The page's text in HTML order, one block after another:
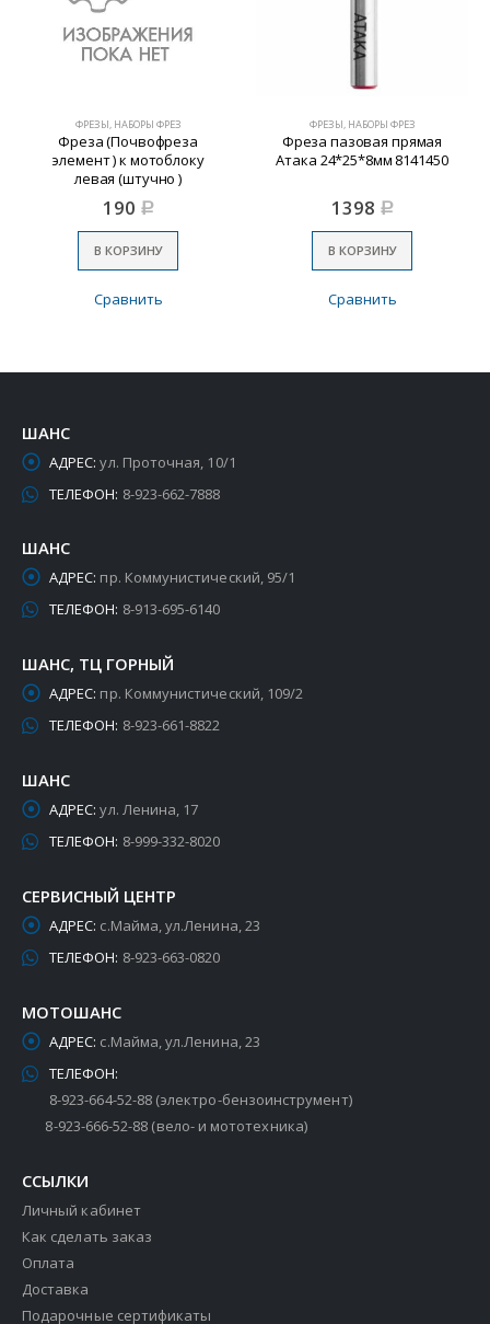
ФРЕЗЫ, НАБОРЫ ФРЕЗ
Фреза (Почвофреза
элемент ) к мотоблоку
левая (штучно )
190 Р
В КОРЗИНУ
Сравнить
ФРЕЗЫ, НАБОРЫ ФРЕЗ
Фреза пазовая прямая
Атака 24*25*8мм 8141450
1398 Р
В КОРЗИНУ
Сравнить
ШАНС
АДРЕС: ул. Проточная, 10/1
ТЕЛЕФОН: 8-923-662-7888
ШАНС
АДРЕС: пр. Коммунистический, 95/1
ТЕЛЕФОН: 8-913-695-6140
ШАНС, ТЦ ГОРНЫЙ
АДРЕС: пр. Коммунистический, 109/2
ТЕЛЕФОН: 8-923-661-8822
ШАНС
АДРЕС: ул. Ленина, 17
ТЕЛЕФОН: 8-999-332-8020
СЕРВИСНЫЙ ЦЕНТР
АДРЕС: с.Майма, ул.Ленина, 23
ТЕЛЕФОН: 8-923-663-0820
МОТОШАНС
АДРЕС: с.Майма, ул.Ленина, 23
ТЕЛЕФОН:
8-923-664-52-88 (электро-бензоинструмент)
8-923-666-52-88 (вело- и мототехника)
ССЫЛКИ
Личный кабинет
Как сделать заказ
Оплата
Доставка
Подарочные сертификаты